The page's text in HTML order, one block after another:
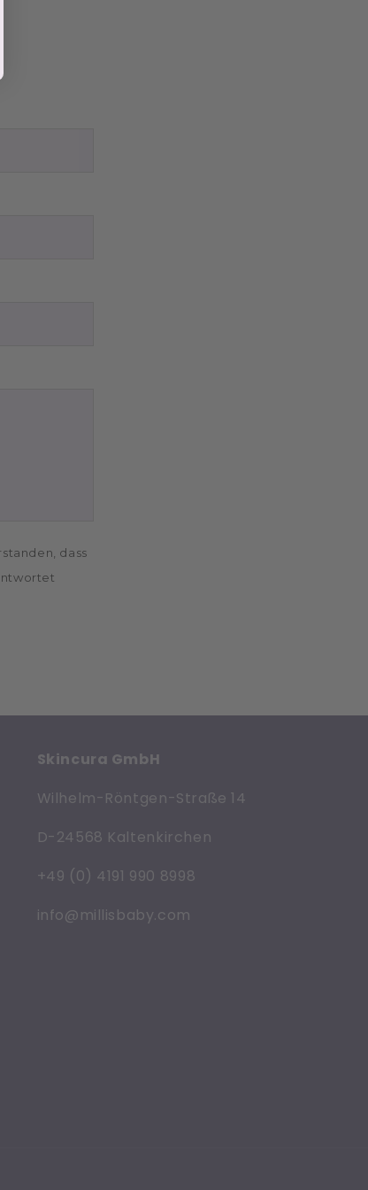
dass
Skincura GmbH
Wilhelm-Röntgen-Straße 14
D-24568 Kaltenkirchen
+49 (0) 4191 990 8998
info@millisbaby.com